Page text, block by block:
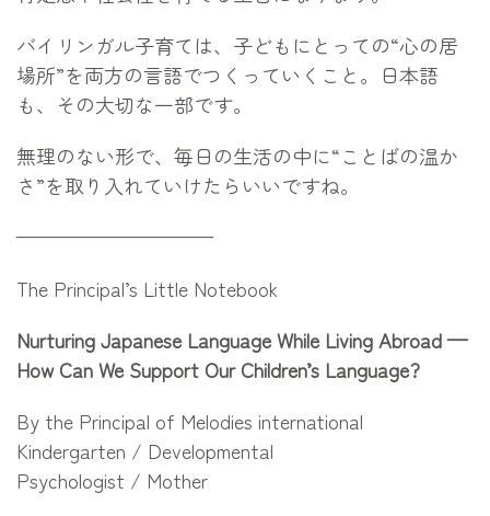
バイリンガル子育ては、子どもにとっての“心の居
場所”を両方の言語でつくっていくこと。日本語
も、その大切な一部です。
無理のない形で、毎日の生活の中に“ことばの温か
さ”を取り入れていけたらいいですね。
——————————
The Principal’s Little Notebook
Nurturing Japanese Language While Living Abroad —
How Can We Support Our Children’s Language?
By the Principal of Melodies international
Kindergarten / Developmental
Psychologist / Mother